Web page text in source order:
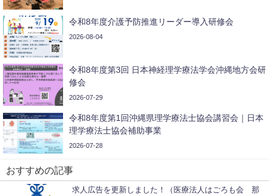
令和8年度介護予防推進リーダー導入研修会
2026-08-04
令和8年度第3回 日本神経理学療法学会沖縄地方会研
修会
2026-07-29
令和8年度第1回沖縄県理学療法士協会講習会｜日本
理学療法士協会補助事業
2026-07-28
おすすめの記事
求人広告を更新しました！（医療法人はごろも会 那